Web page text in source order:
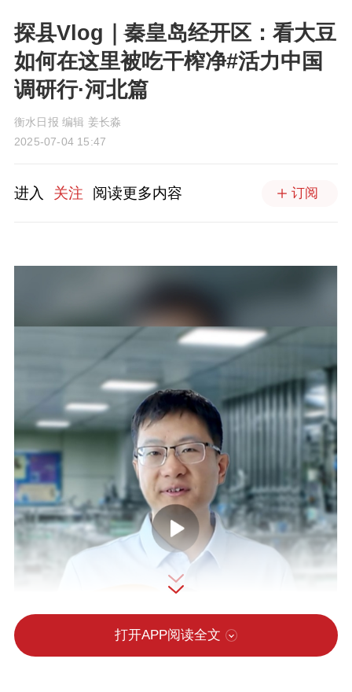
探县Vlog｜秦皇岛经开区：看大豆
如何在这里被吃干榨净#活力中国
调研行·河北篇
衡水日报 编辑 姜长淼
2025-07-04 15:47
进入 关注 阅读更多内容 订阅
打开APP阅读全文